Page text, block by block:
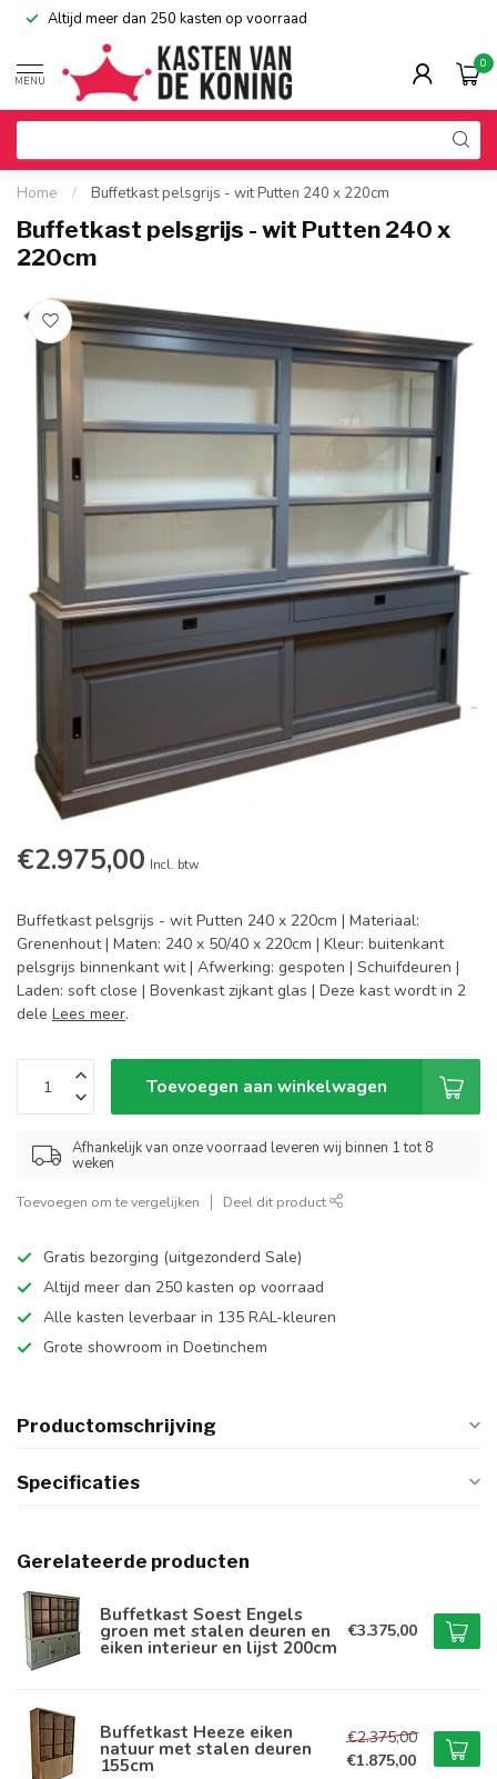
Altijd meer dan 250 kasten op voorraad
MENU
0
Home / Buffetkast pelsgrijs - wit Putten 240 x 220cm
Buffetkast pelsgrijs - wit Putten 240 x
220cm
€2.975,00 Incl. btw
Buffetkast pelsgrijs - wit Putten 240 x 220cm | Materiaal:
Grenenhout | Maten: 240 x 50/40 x 220cm | Kleur: buitenkant
pelsgrijs binnenkant wit | Afwerking: gespoten | Schuifdeuren |
Laden: soft close | Bovenkast zijkant glas | Deze kast wordt in 2
dele Lees meer.
Toevoegen aan winkelwagen
Afhankelijk van onze voorraad leveren wij binnen 1 tot 8
weken
Toevoegen om te vergelijken Deel dit product
Gratis bezorging (uitgezonderd Sale)
Altijd meer dan 250 kasten op voorraad
Alle kasten leverbaar in 135 RAL-kleuren
Grote showroom in Doetinchem
Productomschrijving
Specificaties
Gerelateerde producten
Buffetkast Soest Engels
groen met stalen deuren en
eiken interieur en lijst 200cm
€3.375,00
Buffetkast Heeze eiken
natuur met stalen deuren
155cm
€2.375,00
€1.875,00